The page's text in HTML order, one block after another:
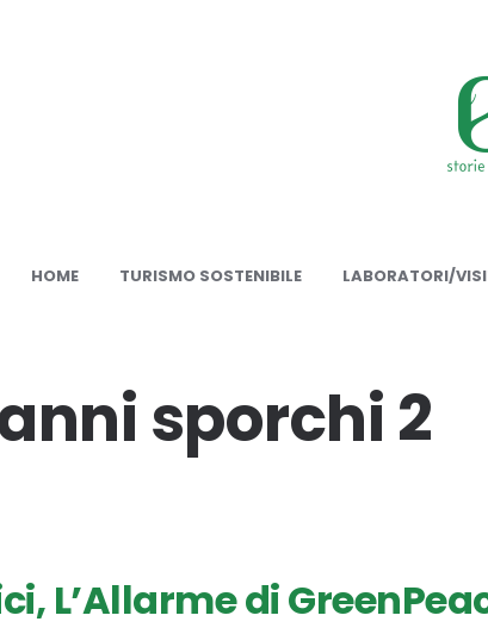
HOME TURISMO SOSTENIBILE LABORATORI/
sporchi 2
L’Allarme di